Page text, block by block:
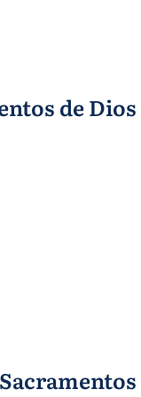
de Dios
Sacramentos